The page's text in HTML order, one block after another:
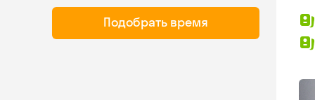
Подобрать время